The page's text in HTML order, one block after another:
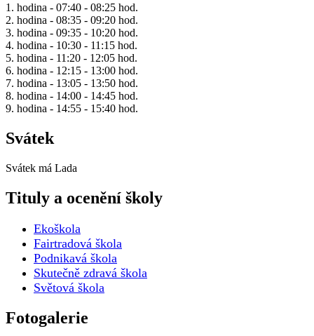
1. hodina - 07:40 - 08:25 hod.
2. hodina - 08:35 - 09:20 hod.
3. hodina - 09:35 - 10:20 hod.
4. hodina - 10:30 - 11:15 hod.
5. hodina - 11:20 - 12:05 hod.
6. hodina - 12:15 - 13:00 hod.
7. hodina - 13:05 - 13:50 hod.
8. hodina - 14:00 - 14:45 hod.
9. hodina - 14:55 - 15:40 hod.
Svátek
Svátek má Lada
Tituly a ocenění školy
Ekoškola
Fairtradová škola
Podnikavá škola
Skutečně zdravá škola
Světová škola
Fotogalerie